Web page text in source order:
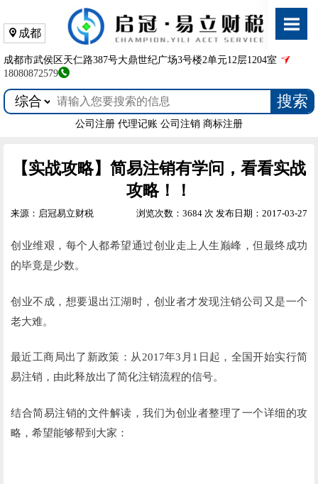
成都
成都市武侯区天仁路387号大鼎世纪广场3号楼2单元12层1204室
18080872579
搜索
公司注册 代理记账 公司注销 商标注册
【实战攻略】简易注销有学问，看看实战
攻略！！
来源：启冠易立财税 浏览次数：3684 次 发布日期：2017-03-27
创业维艰，每个人都希望通过创业走上人生巅峰，但最终成功
的毕竟是少数。
创业不成，想要退出江湖时，创业者才发现注销公司又是一个
老大难。
最近工商局出了新政策：从2017年3月1日起，全国开始实行简
易注销，由此释放出了简化注销流程的信号。
结合简易注销的文件解读，我们为创业者整理了一个详细的攻
略，希望能够帮到大家：